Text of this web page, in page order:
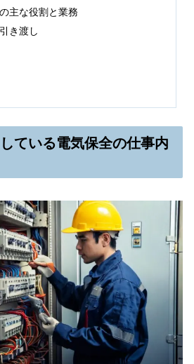
主な役割と業務
き渡し
ている電気保全の仕事内